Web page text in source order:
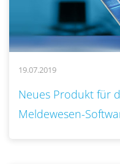
19.07.2019
Neues Produkt für
Meldewesen-